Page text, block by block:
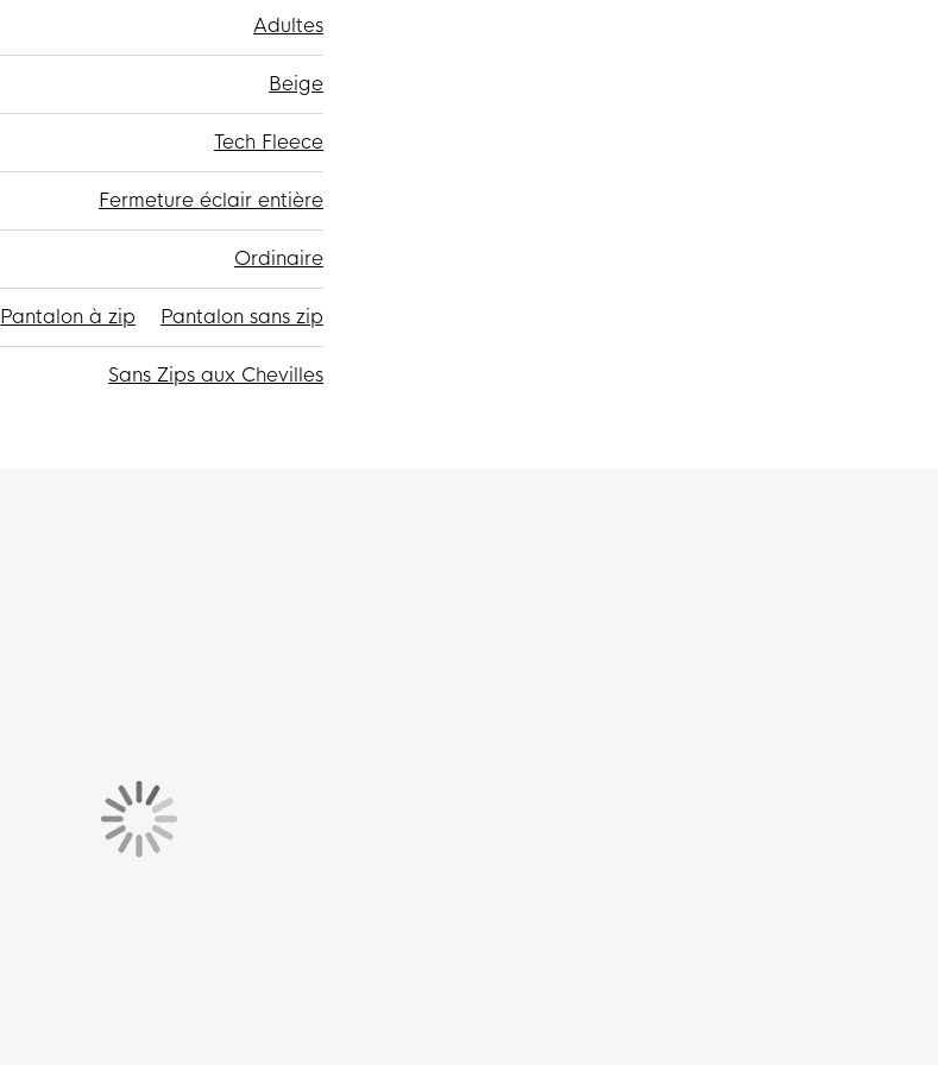
Adultes
Beige
Tech Fleece
Fermeture éclair entière
Ordinaire
Pantalon à zip Pantalon sans zip
Sans Zips aux Chevilles